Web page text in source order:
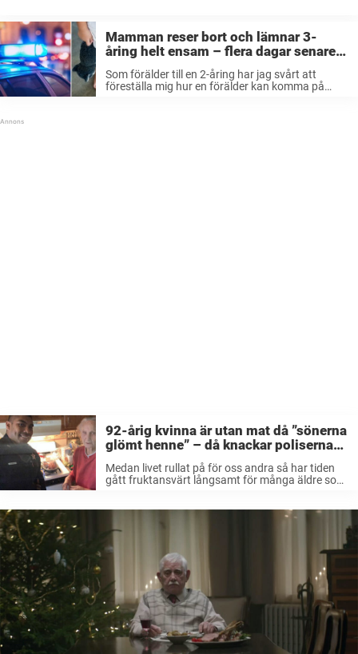
Mamman reser bort och lämnar 3-
åring helt ensam – flera dagar senare
gör polisen en fruktansvärd upptäckt
Som förälder till en 2-åring har jag svårt att
föreställa mig hur en förälder kan komma på
92-årig kvinna är utan mat då ”sönerna
glömt henne” – då knackar poliserna
på med en stor överraskning
Medan livet rullat på för oss andra så har tiden
gått fruktansvärt långsamt för många äldre som